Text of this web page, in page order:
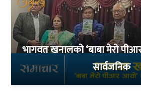
भागवत खनालको ‘बाबा मेरो
सार्वजनिक